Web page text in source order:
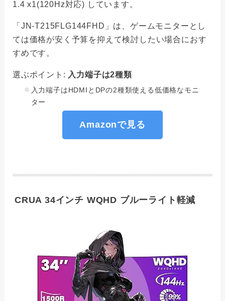
1.4 x1(120Hz対応) しています。
「JN-T215FLG144FHD」は、ゲームモニターとし
ては価格が安く予算を抑えて検討したい場合におす
すめです。
選ぶポイント: 入力端子は2種類
入力端子はHDMIとDPの2種類使える低価格なモニ
ター
Amazonで見る
CRUA 34インチ WQHD ブルーライト軽減